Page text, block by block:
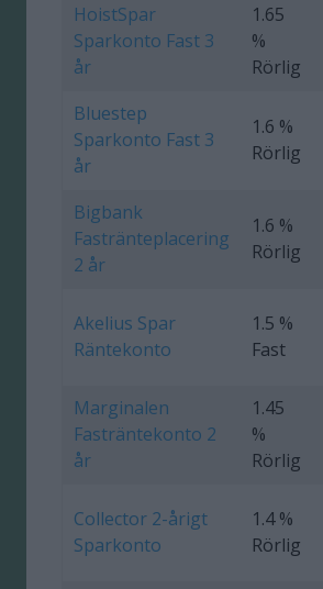
HoistSpar
Sparkonto Fast 3
år
1.65
%
Rörlig
Bluestep
Sparkonto Fast 3
år
1.6 %
Rörlig
Bigbank
Fastränteplacering
2 år
1.6 %
Rörlig
Akelius Spar
Räntekonto
1.5 %
Fast
Marginalen
Fasträntekonto 2
år
1.45
%
Rörlig
Collector 2-årigt
Sparkonto
1.4 %
Rörlig